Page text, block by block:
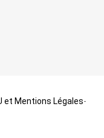
et Mentions Légales-